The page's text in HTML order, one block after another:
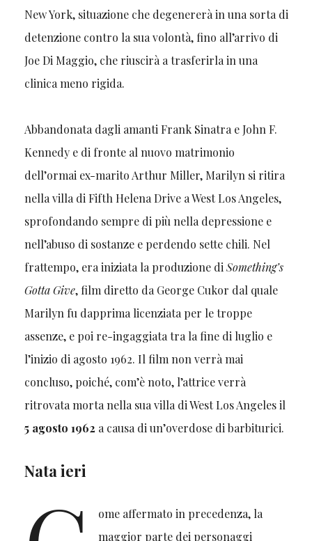
New York, situazione che degenererà in una sorta di
detenzione contro la sua volontà, fino all’arrivo di
Joe Di Maggio, che riuscirà a trasferirla in una
clinica meno rigida.
Abbandonata dagli amanti Frank Sinatra e John F.
Kennedy e di fronte al nuovo matrimonio
dell’ormai ex-marito Arthur Miller, Marilyn si ritira
nella villa di Fifth Helena Drive a West Los Angeles,
sprofondando sempre di più nella depressione e
nell’abuso di sostanze e perdendo sette chili. Nel
frattempo, era iniziata la produzione diSomething’s
Gotta Give, film diretto da George Cukor dal quale
Marilyn fu dapprima licenziata per le troppe
assenze, e poi re-ingaggiata tra la fine di luglio e
l’inizio di agosto 1962. Il film non verrà mai
concluso, poiché, com’è noto, l’attrice verrà
ritrovata morta nella sua villa di West Los Angeles il
5 agosto 1962 a causa di un’overdose di barbiturici.
Nata ieri
ome affermato in precedenza, la
maggior parte dei personaggi